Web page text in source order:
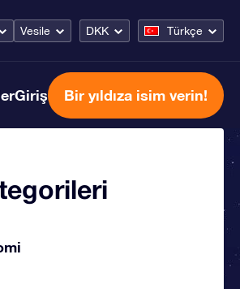
Vesile DKK Türkçe
Giriş Bir yıldıza isim verin!